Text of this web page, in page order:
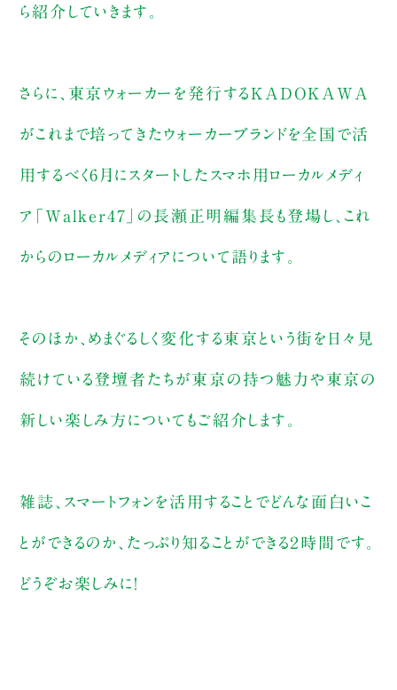
ら紹介していきます。
さらに、東京ウォーカーを発行するKADOKAWA
がこれまで培ってきたウォーカーブランドを全国で活
用するべく6月にスタートしたスマホ用ローカルメディ
ア「Walker47」の長瀬正明編集長も登場し、これ
からのローカルメディアについて語ります。
そのほか、めまぐるしく変化する東京という街を日々見
続けている登壇者たちが東京の持つ魅力や東京の
新しい楽しみ方についてもご紹介します。
雑誌、スマートフォンを活用することでどんな面白いこ
とができるのか、たっぷり知ることができる２時間です。
どうぞお楽しみに！